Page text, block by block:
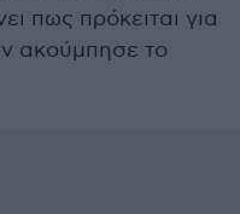
πως πρόκειται για
ακούμπησε το